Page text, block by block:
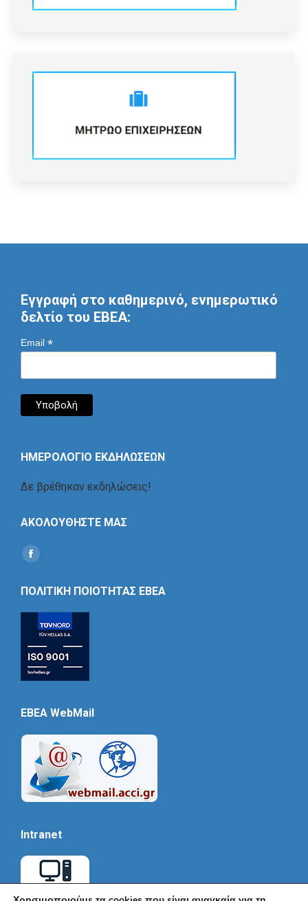
Εγγραφή στο καθημερινό, ενημερωτικό
δελτίο του ΕΒΕΑ:
Email *
ΗΜΕΡΟΛΟΓΙΟ ΕΚΔΗΛΩΣΕΩΝ
Δε βρέθηκαν εκδηλώσεις!
ΑΚΟΛΟΥΘΗΣΤΕ ΜΑΣ
Find us on:
Social
ΠΟΛΙΤΙΚΗ ΠΟΙΟΤΗΤΑΣ ΕΒΕΑ
EBEA WebMail
Intranet